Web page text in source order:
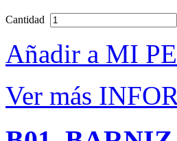
Cantidad
Añadir a MI
Ver más